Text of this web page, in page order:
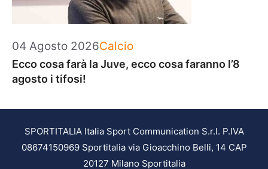
04 Agosto 2026Categorie
Calcio
Ecco cosa farà la Juve, ecco cosa faranno l’8
agosto i tifosi!
SPORTITALIA Italia Sport Communication S.r.l. P.IVA
08674150969 Sportitalia via Gioacchino Belli, 14 CAP
20127 Milano Sportitalia